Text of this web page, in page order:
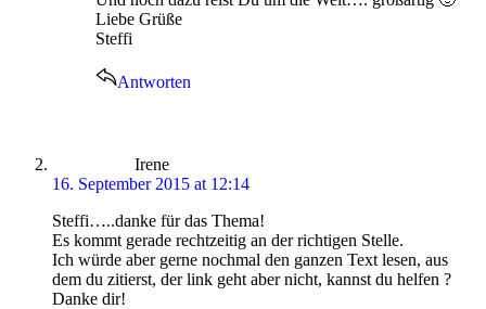
Liebe Grüße
Steffi
Antworten
Irene
16. September 2015 at 12:14
Steffi…..danke für das Thema!
Es kommt gerade rechtzeitig an der richtigen Stelle.
Ich würde aber gerne nochmal den ganzen Text lesen, aus
dem du zitierst, der link geht aber nicht, kannst du helfen ?
Danke dir!